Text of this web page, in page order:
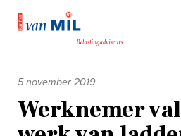
inhoud
5 november 2019
Werknemer